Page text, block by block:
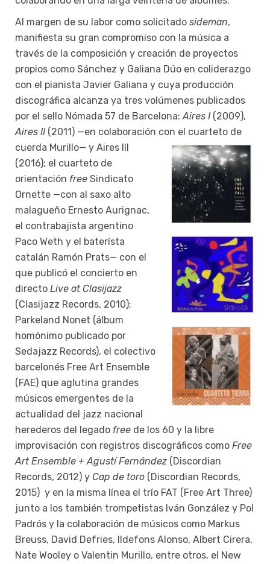
Al margen de su labor como solicitado sideman,
manifiesta su gran compromiso con la música a
través de la composición y creación de proyectos
propios como Sánchez y Galiana Dúo en coliderazgo
con el pianista Javier Galiana y cuya producción
discográfica alcanza ya tres volúmenes publicados
por el sello Nómada 57 de Barcelona: Aires I(2009),
Aires II(2011) —en colaboración con el cuarteto de
cuerda Murillo— y Aires III
(2016); el cuarteto de
orientación free Sindicato
Ornette —con al saxo alto
malagueño Ernesto Aurignac,
el contrabajista argentino
Paco Weth y el baterísta
catalán Ramón Prats— con el
que publicó el concierto en
directo Live at Clasijazz
(Clasijazz Records, 2010);
Parkeland Nonet (álbum
homónimo publicado por
Sedajazz Records), el colectivo
barcelonés Free Art Ensemble
(FAE) que aglutina grandes
músicos emergentes de la
actualidad del jazz nacional
herederos del legado free de los 60 y la libre
improvisación con registros discográficos como Free
Art Ensemble + Agustí Fernández (Discordian
Records, 2012) y Cap de toro (Discordian Records,
2015) y en la misma línea el trío FAT (Free Art Three)
junto a los también trompetistas Iván González y Pol
Padrós y la colaboración de músicos como Markus
Breuss, David Defries, Ildefons Alonso, Albert Cirera,
Nate Wooley o Valentin Murillo, entre otros, el New